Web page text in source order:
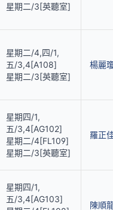
星期二/3[英聽室]
星期二/4,四/1,
五/3,4[A108]
星期二/3[英聽室]
楊麗
星期四/1,
五/3,4[AG102]
星期二/4[FL109]
星期二/3[英聽室]
羅正
星期四/1,
五/3,4[AG103]
陳順